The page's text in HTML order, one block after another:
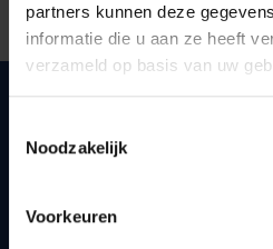
partners kunnen deze
informatie die u aan ze heeft
verzameld op basis van uw
Noodzakelijk
Voorkeuren
Snel naar